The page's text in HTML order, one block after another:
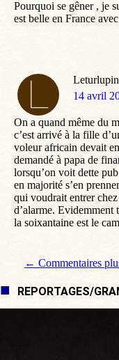
Pourquoi se gêner , je
est belle en France
Leturlupin
dit
14 avril
On a quand même du
c’est arrivé à la fille
voleur africain devait
demandé à papa de
lorsqu’on voit dette
en majorité s’en
qui voudrait entrer
d’alarme. Evidemment
la soixantaine est le
Navigation de
← Commentaires
REPORTAGES/